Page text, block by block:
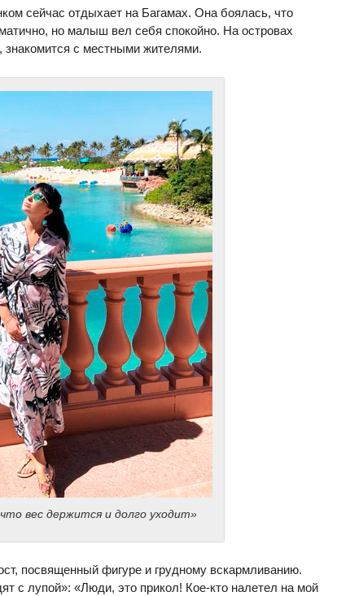
сейчас отдыхает на Багамах. Она боялась, что
но малыш вел себя спокойно. На островах
знакомится с местными жителями.
вес держится и долго уходит»
посвященный фигуре и грудному вскармливанию.
с лупой»: «Люди, это прикол! Кое-кто налетел на мой